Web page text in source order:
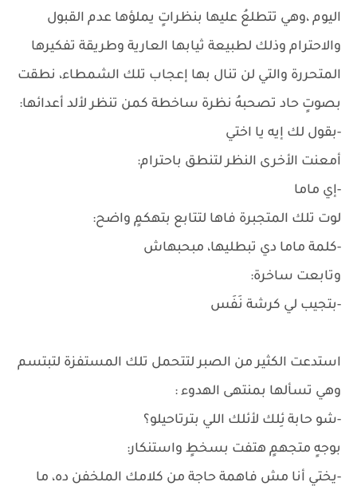
اليوم ،وهي تتطلعُ عليها بنظراتٍ يملؤها عدم القبول
والاحترام وذلك لطبيعة ثيابها العارية وطريقة تفكيرها
المتحررة والتي لن تنال بها إعجاب تلك الشمطاء، نطقت
بصوتٍ حاد تصحبهُ نظرة ساخطة كمن تنظر لألد أعدائها:
-بقول لك إيه يا اختي
أمعنت الأخرى النظر لتنطق باحترام:
-إي ماما
لوت تلك المتجبرة فاها لتتابع بتهكمٍ واضح:
-كلمة ماما دي تبطليها، مبحبهاش
وتابعت ساخرة:
-بتجيب لي كرشة نَفَس
استدعت الكثير من الصبر لتتحمل تلك المستفزة لتبتسم
وهي تسألها بمنتهى الهدوء :
-شو حابة ئِلك لأئلك اللي بترتاحيلو؟
بوجهٍ متجهمٍ هتفت بسخطٍ واستنكار:
-يختي أنا مش فاهمة حاجة من كلامك الملخفن ده، ما